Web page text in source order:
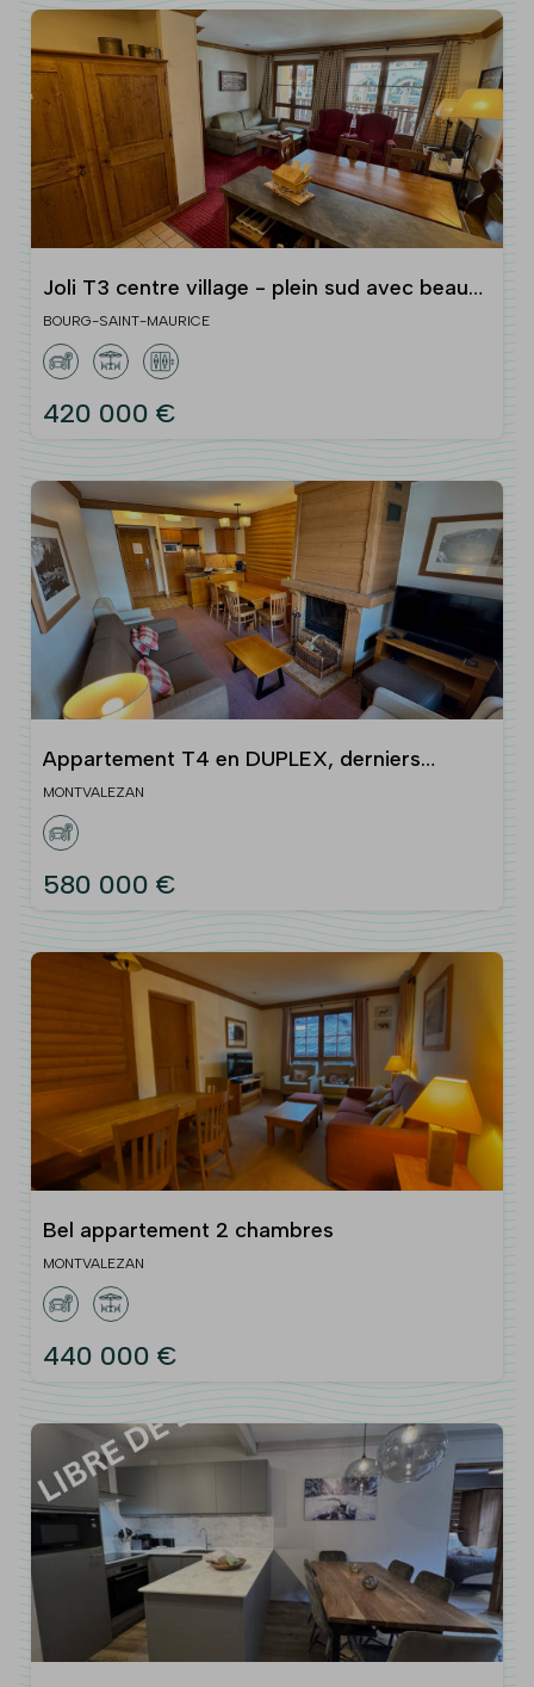
Joli T3 centre village - plein sud avec beau
balcon
BOURG-SAINT-MAURICE
420 000 €
Appartement T4 en DUPLEX, derniers
étages - Exposition Ouest
MONTVALEZAN
580 000 €
Bel appartement 2 chambres
MONTVALEZAN
440 000 €